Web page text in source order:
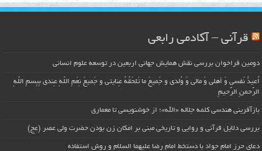
قرآنی – آکادمی رابعی
دومین فراخوان بررسی نقش همایش جهانی اربعین در توسعه علوم انسانی
اُعیذُ نَفسی وَ أهلی وَ مالی وَ وُلدی و جَمیعَ ما تَلحَقُهُ عِنایتی و جَمیعَ نِعَمِ اللّهِ عِندی بِبِسمِ اللّهِ
الرَّحمنِ الرَّحیمِ
بازآفرینی هندسی کلمه جلاله «الله»؛ از خوشنویسی تا معماری
بررسی دلایل قرآنی و روایی و تاریخی مبنی بر امکان زن بودن حضرت ولی عصر (عج)
دعای حرز امام جواد با دستخط امام رضا علیهما السلام و روش استفاده